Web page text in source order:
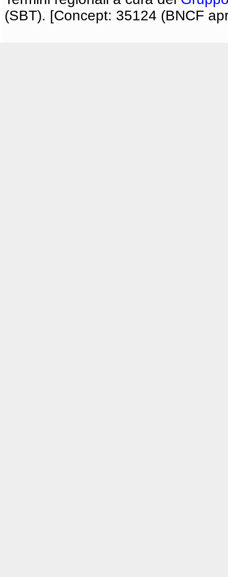
(SBT). [Concept: 35124 (BNCF